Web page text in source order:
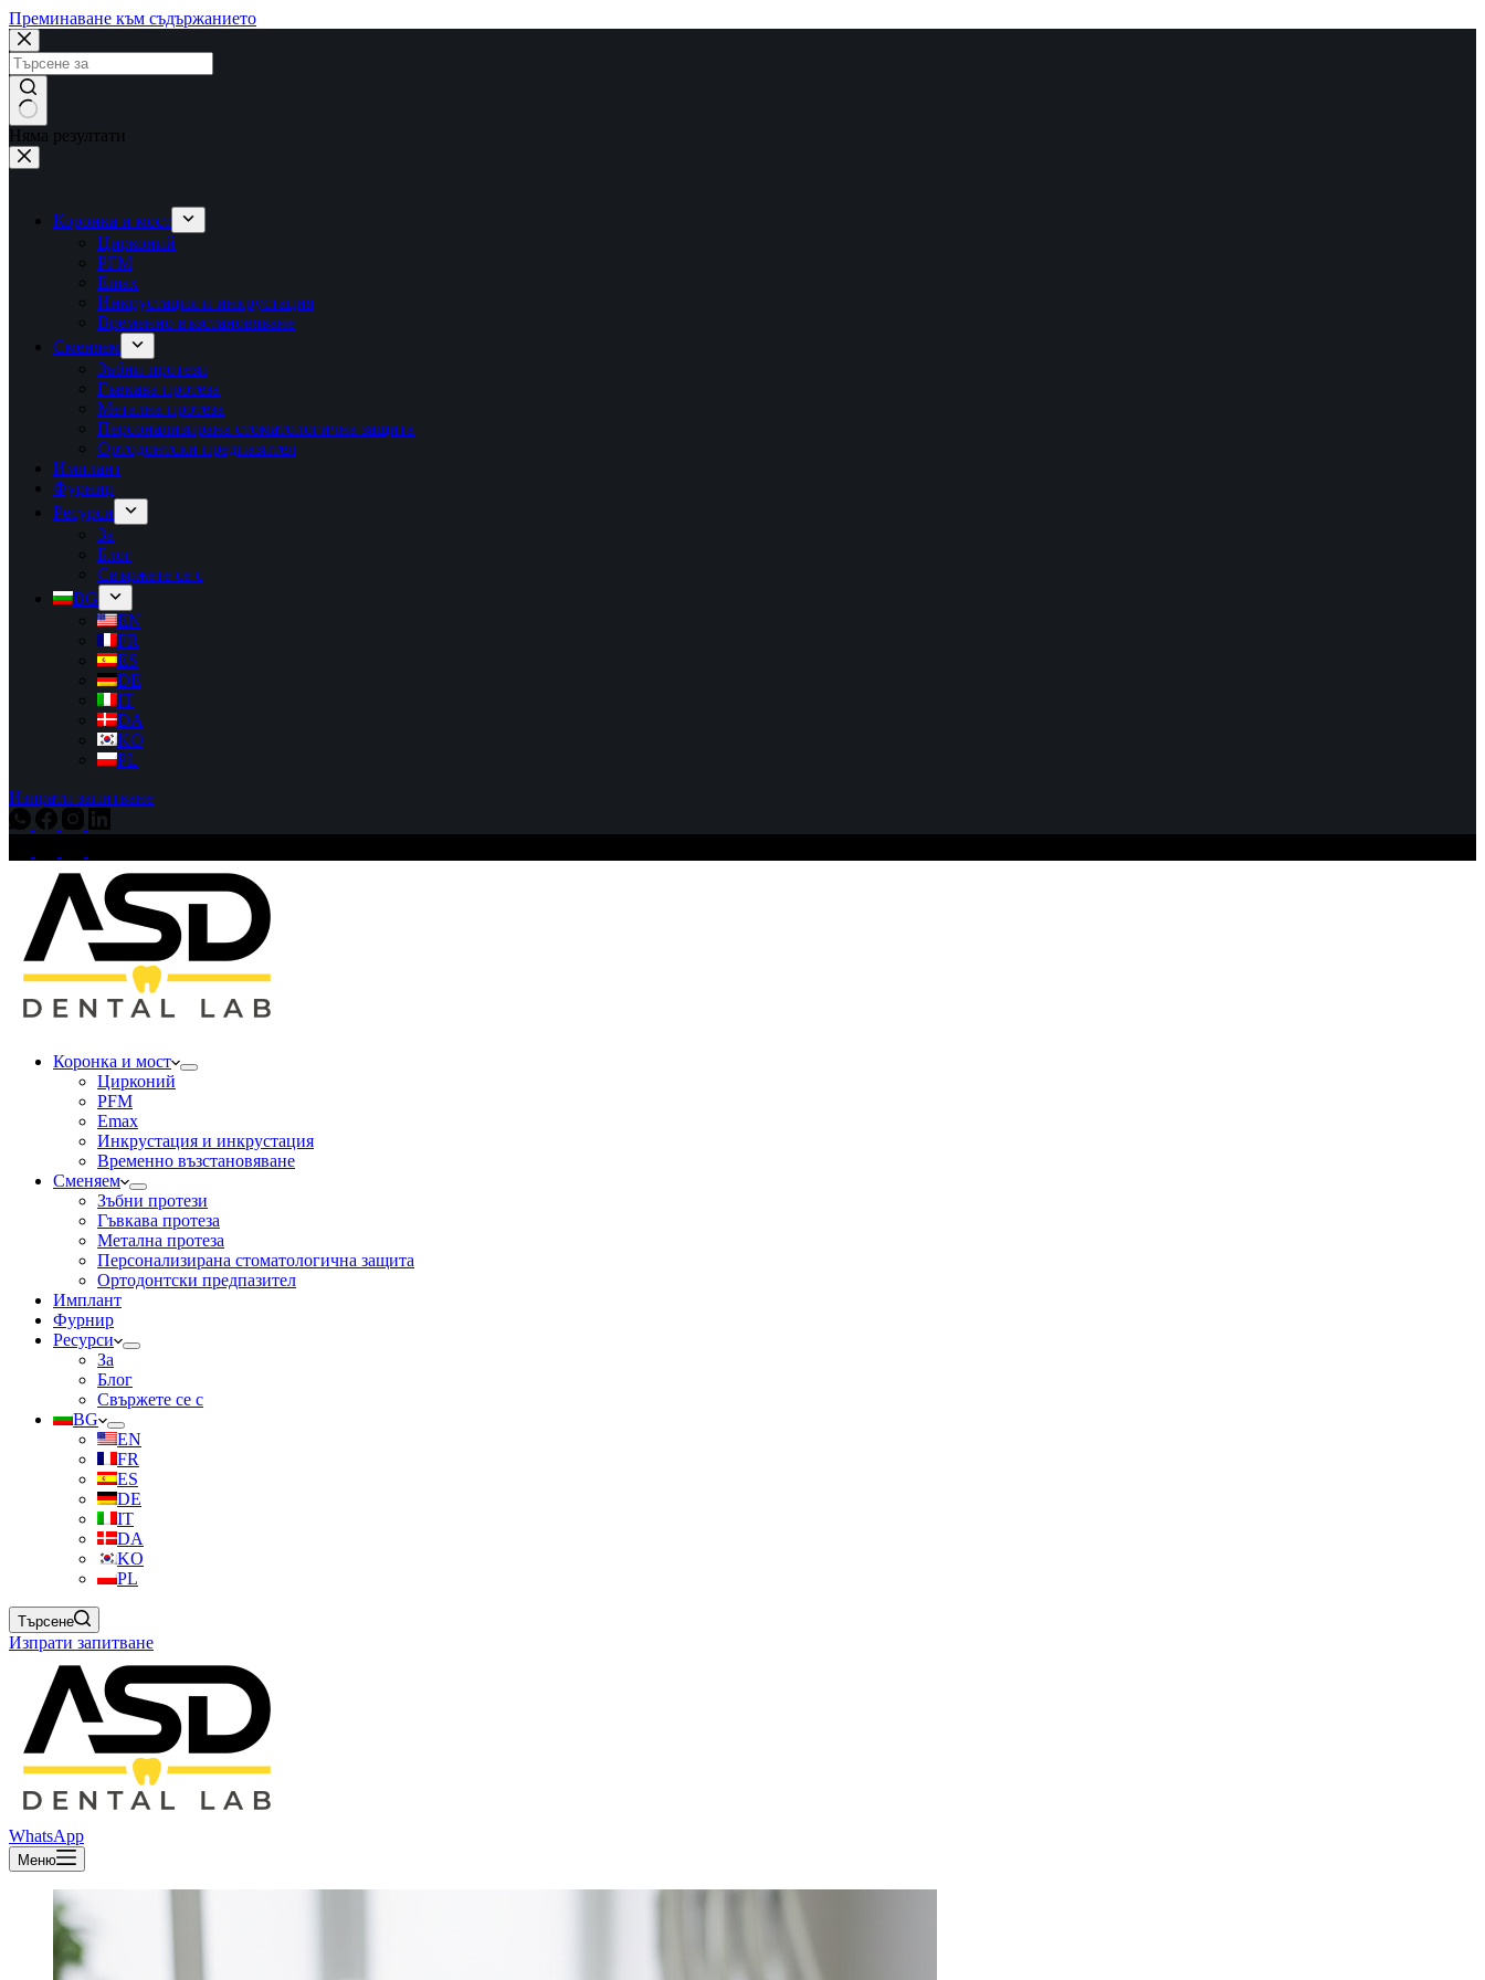
Преминаване към съдържанието
Няма резултати
Коронка и мост
Цирконий
PFM
Emax
Инкрустация и инкрустация
Временно възстановяване
Сменяем
Зъбни протези
Гъвкава протеза
Метална протеза
Персонализирана стоматологична защита
Ортодонтски предпазител
Имплант
Фурнир
Ресурси
За
Блог
Свържете се с
BG
EN
FR
ES
DE
IT
DA
KO
PL
Изпрати запитване
Коронка и мост
Цирконий
PFM
Emax
Инкрустация и инкрустация
Временно възстановяване
Сменяем
Зъбни протези
Гъвкава протеза
Метална протеза
Персонализирана стоматологична защита
Ортодонтски предпазител
Имплант
Фурнир
Ресурси
За
Блог
Свържете се с
BG
EN
FR
ES
DE
IT
DA
KO
PL
Търсене
Изпрати запитване
WhatsApp
Меню